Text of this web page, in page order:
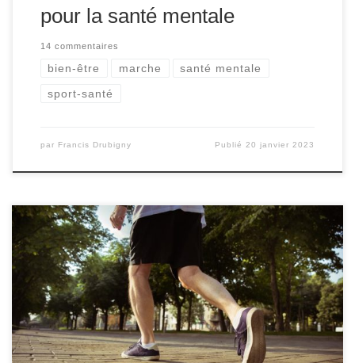
pour la santé mentale
14 commentaires
bien-être marche santé mentale
sport-santé
par Francis Drubigny Publié20 janvier 2023
Les premiers Hommes avaient très rapidement constaté
que le souffle c’était la vie. Tout du moins, que l’absence
de souffle signifiait l’absence de vie. Mais selon Edmond
Rostand : « Ah ! Non ! Jeune homme c’est un peu
court ». Maintenant, il est admis que le souffle de la vie
c’est d’abord l’oxygène. Je […]